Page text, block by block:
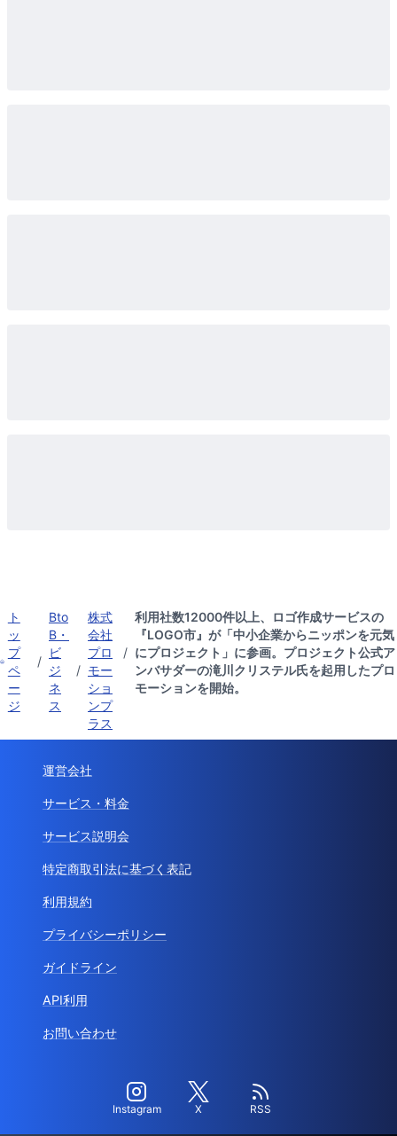
ト
ッ
プ
ペ
ー
ジ
/
Bto
B・
ビ
ジ
ネ
ス
/
株式
会社
プロ
モー
ショ
ンプ
ラス
/
利用社数12000件以上、ロゴ作成サービスの
『LOGO市』が「中小企業からニッポンを元気
にプロジェクト」に参画。プロジェクト公式ア
ンバサダーの滝川クリステル氏を起用したプロ
モーションを開始。
運営会社
サービス・料金
サービス説明会
特定商取引法に基づく表記
利用規約
プライバシーポリシー
ガイドライン
API利用
お問い合わせ
Instagram X RSS